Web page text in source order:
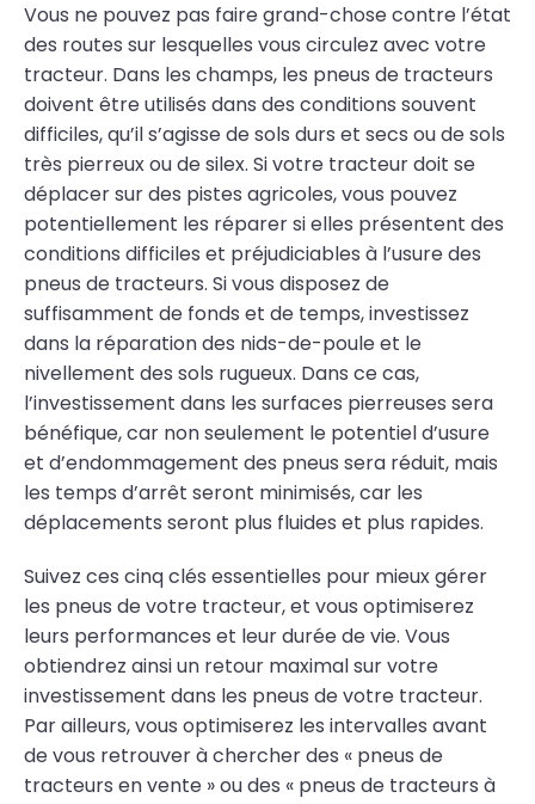
Vous ne pouvez pas faire grand-chose contre l’état
des routes sur lesquelles vous circulez avec votre
tracteur. Dans les champs, les pneus de tracteurs
doivent être utilisés dans des conditions souvent
difficiles, qu’il s’agisse de sols durs et secs ou de sols
très pierreux ou de silex. Si votre tracteur doit se
déplacer sur des pistes agricoles, vous pouvez
potentiellement les réparer si elles présentent des
conditions difficiles et préjudiciables à l’usure des
pneus de tracteurs. Si vous disposez de
suffisamment de fonds et de temps, investissez
dans la réparation des nids-de-poule et le
nivellement des sols rugueux. Dans ce cas,
l’investissement dans les surfaces pierreuses sera
bénéfique, car non seulement le potentiel d’usure
et d’endommagement des pneus sera réduit, mais
les temps d’arrêt seront minimisés, car les
déplacements seront plus fluides et plus rapides.
Suivez ces cinq clés essentielles pour mieux gérer
les pneus de votre tracteur, et vous optimiserez
leurs performances et leur durée de vie. Vous
obtiendrez ainsi un retour maximal sur votre
investissement dans les pneus de votre tracteur.
Par ailleurs, vous optimiserez les intervalles avant
de vous retrouver à chercher des « pneus de
tracteurs en vente » ou des « pneus de tracteurs à